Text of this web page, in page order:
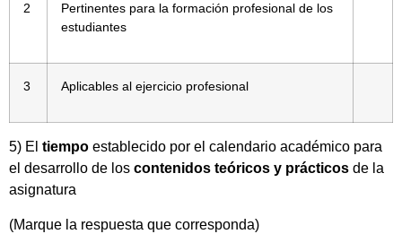
2
Pertinentes para la formación profesional de los
estudiantes
3 Aplicables al ejercicio profesional
5) El tiempo establecido por el calendario académico para
el desarrollo de los contenidos teóricos y prácticos de la
asignatura
(Marque la respuesta que corresponda)